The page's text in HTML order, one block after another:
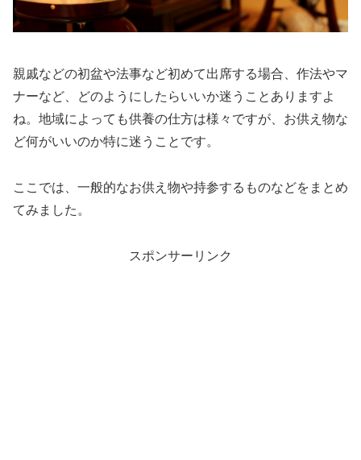
親戚などの初盆や法事など初めて出席する場合、作法やマ
ナーなど、どのようにしたらいいか迷うことありますよ
ね。地域によっても供養の仕方は様々ですが、お供え物な
ど何がいいのか特に迷うことです。
ここでは、一般的なお供え物や持参するものなどをまとめ
てみました。
スポンサーリンク